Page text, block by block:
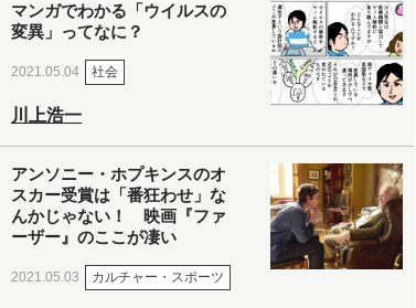
マンガでわかる「ウイルスの
変異」ってなに？
2021.05.04 社会
川上浩一
アンソニー・ホプキンスのオ
スカー受賞は「番狂わせ」な
んかじゃない！ 映画『ファ
ーザー』のここが凄い
2021.05.03 カルチャー・スポーツ